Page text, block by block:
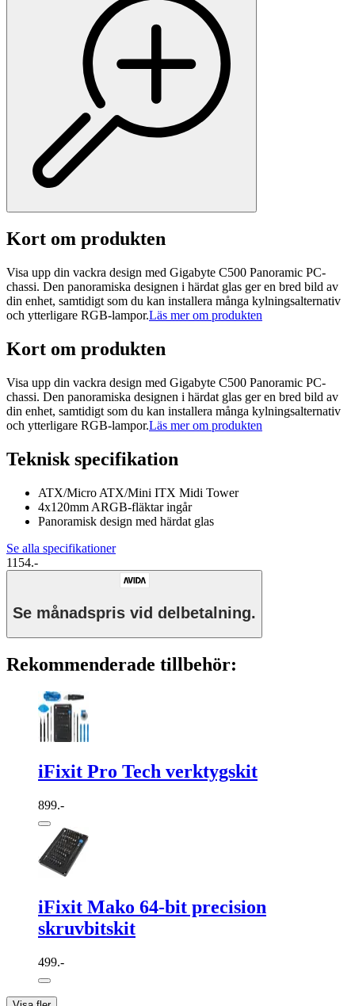
Kort om produkten
Visa upp din vackra design med Gigabyte C500 Panoramic PC-
chassi. Den panoramiska designen i härdat glas ger en bred bild av
din enhet, samtidigt som du kan installera många kylningsalternativ
och ytterligare RGB-lampor.Läs mer om produkten
Kort om produkten
Visa upp din vackra design med Gigabyte C500 Panoramic PC-
chassi. Den panoramiska designen i härdat glas ger en bred bild av
din enhet, samtidigt som du kan installera många kylningsalternativ
och ytterligare RGB-lampor.Läs mer om produkten
Teknisk specifikation
ATX/Micro ATX/Mini ITX Midi Tower
4x120mm ARGB-fläktar ingår
Panoramisk design med härdat glas
Se alla specifikationer
1154.-
Se månadspris vid delbetalning.
Rekommenderade tillbehör:
iFixit Pro Tech verktygskit
899.-
iFixit Mako 64-bit precision
skruvbitskit
499.-